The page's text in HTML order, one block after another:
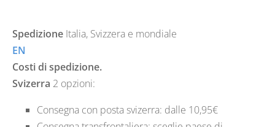
Spedizione Italia, Svizzera e mondiale
EN
Costi di spedizione.
Svizerra 2 opzioni:
Consegna con posta svizerra: dalle 10,95€